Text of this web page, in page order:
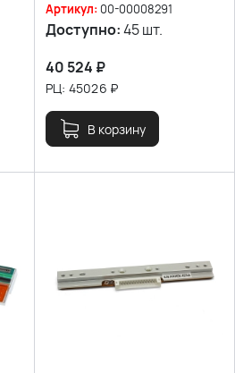
Артикул: 00-00008291
Доступно:45 шт.
40 524 ₽
РЦ: 45026 ₽
В корзину